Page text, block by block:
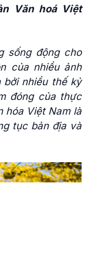
Văn hoá Việt
sống động cho
của nhiều ảnh
bởi nhiều thế kỷ
đóng của thực
hóa Việt Nam là
tục bản địa và